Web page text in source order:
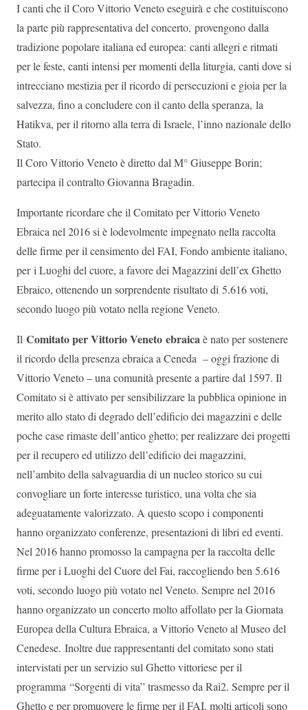
I canti che il Coro Vittorio Veneto eseguirà e che costituiscono
la parte più rappresentativa del concerto, provengono dalla
tradizione popolare italiana ed europea: canti allegri e ritmati
per le feste, canti intensi per momenti della liturgia, canti dove si
intrecciano mestizia per il ricordo di persecuzioni e gioia per la
salvezza, fino a concludere con il canto della speranza, la
Hatikva, per il ritorno alla terra di Israele, l’inno nazionale dello
Stato.
Il Coro Vittorio Veneto è diretto dal M° Giuseppe Borin;
partecipa il contralto Giovanna Bragadin.
Importante ricordare che il Comitato per Vittorio Veneto
Ebraica nel 2016 si è lodevolmente impegnato nella raccolta
delle firme per il censimento del FAI, Fondo ambiente italiano,
per i Luoghi del cuore, a favore dei Magazzini dell’ex Ghetto
Ebraico, ottenendo un sorprendente risultato di 5.616 voti,
secondo luogo più votato nella regione Veneto.
Il Comitato per Vittorio Veneto ebraicaè nato per sostenere
il ricordo della presenza ebraica a Ceneda – oggi frazione di
Vittorio Veneto – una comunità presente a partire dal 1597. Il
Comitato si è attivato per sensibilizzare la pubblica opinione in
merito allo stato di degrado dell’edificio dei magazzini e delle
poche case rimaste dell’antico ghetto; per realizzare dei progetti
per il recupero ed utilizzo dell’edificio dei magazzini,
nell’ambito della salvaguardia di un nucleo storico su cui
convogliare un forte interesse turistico, una volta che sia
adeguatamente valorizzato. A questo scopo i componenti
hanno organizzato conferenze, presentazioni di libri ed eventi.
Nel 2016 hanno promosso la campagna per la raccolta delle
firme per i Luoghi del Cuore del Fai, raccogliendo ben 5.616
voti, secondo luogo più votato nel Veneto. Sempre nel 2016
hanno organizzato un concerto molto affollato per la Giornata
Europea della Cultura Ebraica, a Vittorio Veneto al Museo del
Cenedese. Inoltre due rappresentanti del comitato sono stati
intervistati per un servizio sul Ghetto vittoriese per il
programma “Sorgenti di vita” trasmesso da Rai2. Sempre per il
Ghetto e per promuovere le firme per il FAI, molti articoli sono